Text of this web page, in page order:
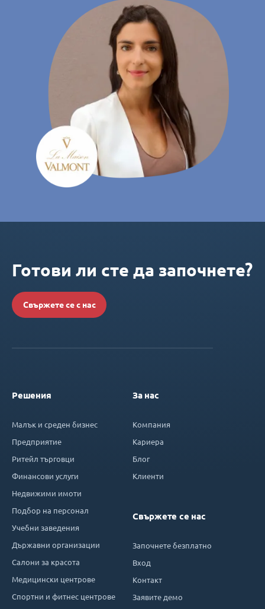
Готови ли сте да започнете?
Свържете се с нас
Решения
Малък и среден бизнес
Предприятие
Ритейл търговци
Финансови услуги
Недвижими имоти
Подбор на персонал
Учебни заведения
Държавни организации
Салони за красота
Медицински центрове
Спортни и фитнес центрове
За нас
Компания
Кариера
Блог
Клиенти
Свържете се нас
Започнете безплатно
Вход
Контакт
Заявите демо